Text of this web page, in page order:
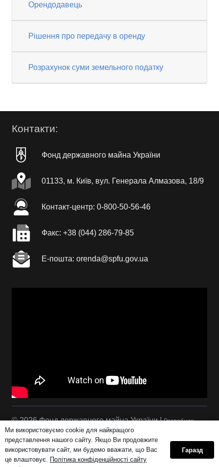
Орендодавець
Рішення про передачу в оренду
Розрахунок суми земельного податку
Контакти:
Фонд державного майна України
01133, м. Київ, вул. Генерала Алмазова, 18/9
Контакт-центр: 0-800-50-56-46
Факc: +38 (044) 286-79-85
Е-пошта: orenda@spfu.gov.ua
© 2026 Фонд державного майна України |Розробник:
Сова Р.С.
Політика конфіденційності сайту orenda.gov.ua
Ми використовуємо cookie для найкращого
представлення нашого сайту. Якщо Ви продовжите
використовувати сайт, ми будемо вважати, що Вас
це влаштовує. Політика конфіденційності сайту
Гаразд